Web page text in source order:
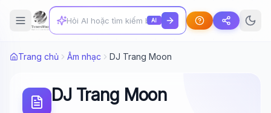
AI
Trang chủ Âm nhạc DJ Trang Moon
DJ Trang Moon